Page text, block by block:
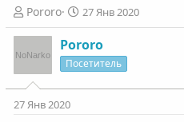
А
в
т
о
р
т
е
Pororo
Д
а
т
а
н
а
27 Янв 2020
Pororo
Посетитель
27 Янв 2020